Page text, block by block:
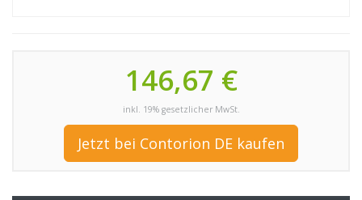
146,67 €
inkl. 19% gesetzlicher MwSt.
Jetzt bei Contorion DE kaufen